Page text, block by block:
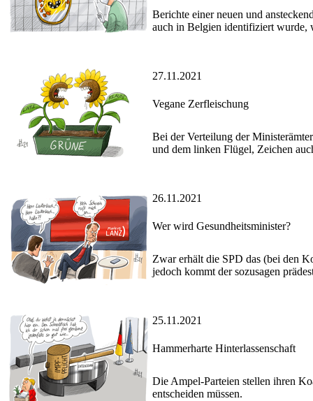
Berichte einer neuen und
auch in Belgien identifiziert wurde,
27.11.2021
Vegane Zerfleischung
Bei der Verteilung der
und dem linken Flügel, Zeichen
26.11.2021
Wer wird Gesundheitsminister?
Zwar erhält die SPD das (bei den
jedoch kommt der sozusagen
25.11.2021
Hammerharte Hinterlassenschaft
Die Ampel-Parteien stellen ihren
entscheiden müssen.